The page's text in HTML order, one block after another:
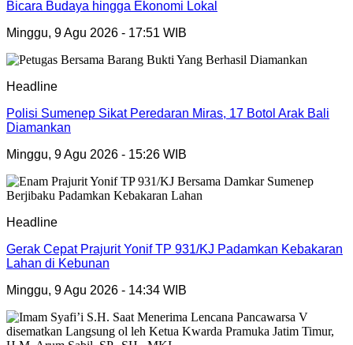
Bicara Budaya hingga Ekonomi Lokal
Minggu, 9 Agu 2026 - 17:51 WIB
Headline
Polisi Sumenep Sikat Peredaran Miras, 17 Botol Arak Bali
Diamankan
Minggu, 9 Agu 2026 - 15:26 WIB
Headline
Gerak Cepat Prajurit Yonif TP 931/KJ Padamkan Kebakaran
Lahan di Kebunan
Minggu, 9 Agu 2026 - 14:34 WIB